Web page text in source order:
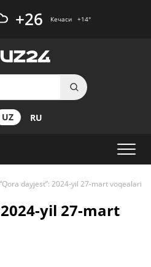
+26 Кечаси +14°
UZ RU
“Qora dayjest”: 2024-yil 27-mart voqealari
yil 27-mart